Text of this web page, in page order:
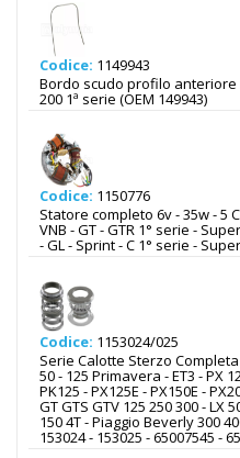
Codice: 1149943
Bordo scudo profilo anteriore
200 1ª serie (OEM 149943)
Codice: 1150776
Statore completo 6v - 35w - 5
VNB - GT - GTR 1° serie -
- GL - Sprint - C 1° serie -
Codice: 1153024/025
Serie Calotte Sterzo
50 - 125 Primavera - ET3 - PX
PK125 - PX125E - PX150E -
GT GTS GTV 125 250 300 - LX
150 4T - Piaggio Beverly 300
153024 - 153025 - 65007545 -